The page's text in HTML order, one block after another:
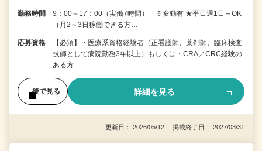
勤務時間
9：00～17：00（実働7時間） ※変動有 ★平日週1日～OK
（月2～3日稼働できる方…
応募資格
【必須】・医療系資格経験者（正看護師、薬剤師、臨床検査
技師として病院勤務3年以上）もしくは・CRA／CRC経験の
ある方
後で見る 詳細を見る
更新日： 2026/05/12 掲載終了日： 2027/03/31